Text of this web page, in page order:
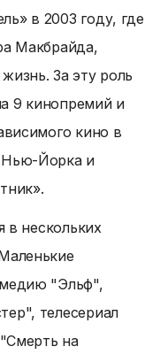
в 2003 году, где
Макбрайда,
За эту роль
9 кинопремий и
кино в
Нью-Йорка и
в нескольких
"Эльф",
телесериал
на